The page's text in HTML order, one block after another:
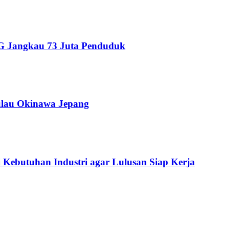
Jangkau 73 Juta Penduduk
Okinawa Jepang
Industri agar Lulusan Siap Kerja